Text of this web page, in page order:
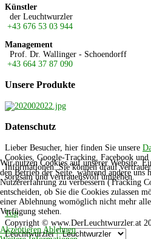
Künstler
der Leuchtwurzler
+43 676 53 03 944
Management
Prof. Dr. Wallinger - Schoendorff
+43 664 37 87 090
Unsere Produkte
Datenschutz
Lieber Besucher, hier finden Sie unsere
Cookies, Google-Tracking, Facebook und
Informationen. Sie können drauf
sorgsam und vertrauensvoll umgehen.
Top
Copyright © www.DerLeuchtwurzler.at
Leuchtwurzler
Wir nutzen Cookies auf unserer Website.
den Betrieb der Seite, während andere uns
Nutzererfahrung zu verbessern (Tracking
entscheiden, ob Sie die Cookies zulassen
einer Ablehnung womöglich nicht mehr
Verfügung stehen.
Akzeptieren Ablehnen